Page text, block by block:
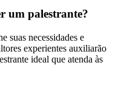
um palestrante?
suas necessidades e
experientes auxiliarão
ideal que atenda às